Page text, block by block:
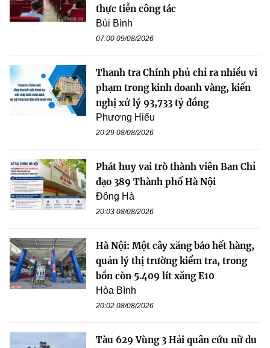
thực tiễn công tác
Bùi Bình
07:00 09/08/2026
Thanh tra Chính phủ chỉ ra nhiều vi
phạm trong kinh doanh vàng, kiến
nghị xử lý 93,733 tỷ đồng
Phương Hiếu
20:29 08/08/2026
Phát huy vai trò thành viên Ban Chỉ
đạo 389 Thành phố Hà Nội
Đông Hà
20:03 08/08/2026
Hà Nội: Một cây xăng báo hết hàng,
quản lý thị trường kiểm tra, trong
bồn còn 5.409 lít xăng E10
Hòa Bình
20:02 08/08/2026
Tàu 629 Vùng 3 Hải quân cứu nữ du